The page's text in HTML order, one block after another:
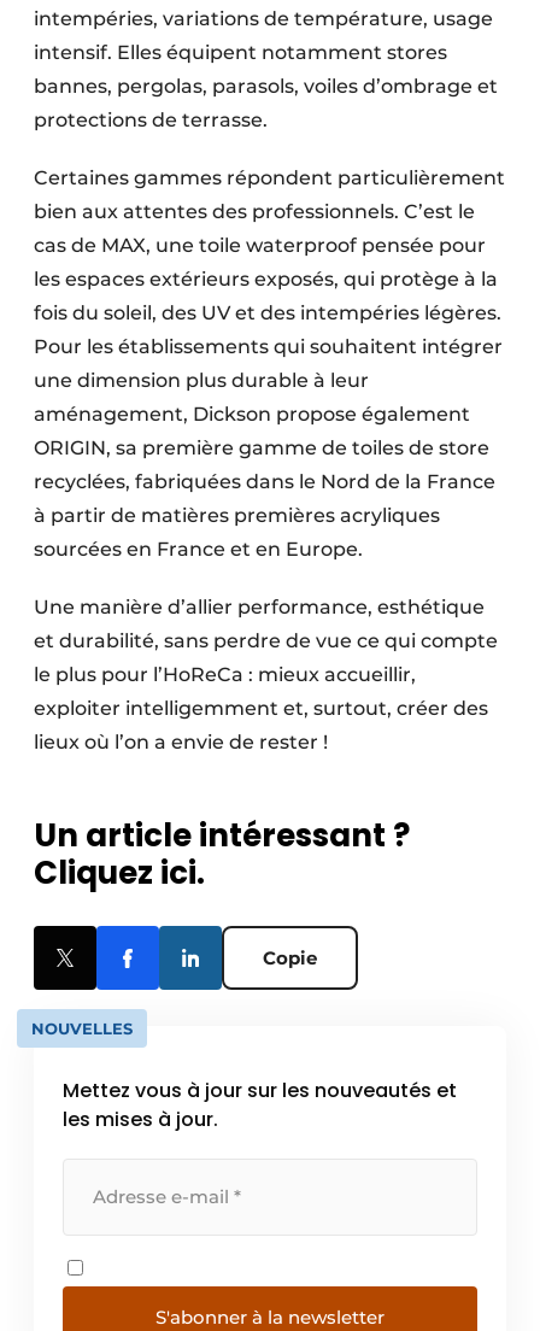
intempéries, variations de température, usage
intensif. Elles équipent notamment stores
bannes, pergolas, parasols, voiles d’ombrage et
protections de terrasse.
Certaines gammes répondent particulièrement
bien aux attentes des professionnels. C’est le
cas de MAX, une toile waterproof pensée pour
les espaces extérieurs exposés, qui protège à la
fois du soleil, des UV et des intempéries légères.
Pour les établissements qui souhaitent intégrer
une dimension plus durable à leur
aménagement, Dickson propose également
ORIGIN, sa première gamme de toiles de store
recyclées, fabriquées dans le Nord de la France
à partir de matières premières acryliques
sourcées en France et en Europe.
Une manière d’allier performance, esthétique
et durabilité, sans perdre de vue ce qui compte
le plus pour l’HoReCa : mieux accueillir,
exploiter intelligemment et, surtout, créer des
lieux où l’on a envie de rester !
Un article intéressant ?
Cliquez ici.
Copie
NOUVELLES
Mettez vous à jour sur les nouveautés et
les mises à jour.
S'abonner à la newsletter